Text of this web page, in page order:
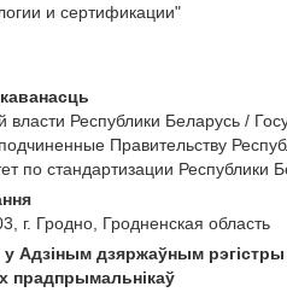
и сертификации"
Республики Беларусь /
Правительству
по стандартизации Республики
г. Гродно, Гродненская область
у Адзіным дзяржаўным
прадпрымальнікаў